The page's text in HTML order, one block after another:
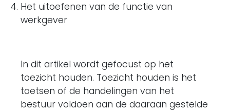
Het uitoefenen van de functie van
werkgever
In dit artikel wordt gefocust op het
toezicht houden. Toezicht houden is het
toetsen of de handelingen van het
bestuur voldoen aan de daaraan gestelde